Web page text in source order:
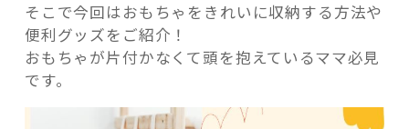
そこで今回はおもちゃをきれいに収納する方法や
便利グッズをご紹介！
おもちゃが片付かなくて頭を抱えているママ必見
です。